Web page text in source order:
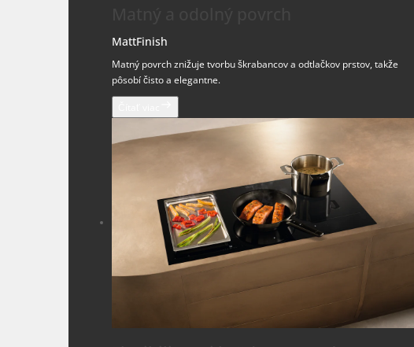
MattFinish
Matný povrch znižuje tvorbu škrabancov a odtlačkov prstov, takže
pôsobí čisto a elegantne.